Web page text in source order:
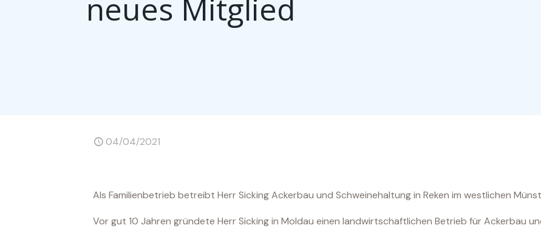
neues Mitglied
04/04/2021
Als Familienbetrieb betreibt Herr Sicking Ackerbau und Schweinehaltung in Reken im westlichen
Vor gut 10 Jahren gründete Herr Sicking in Moldau einen landwirtschaftlichen Betrieb für Ackerbau